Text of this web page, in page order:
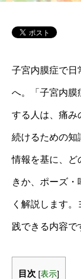
子宮内膜症で日
へ。「子宮内膜
する人は、痛み
続けるための知
情報を基に、ど
きか、ポーズ
く解説します
践できる内容で
目次 [表示]